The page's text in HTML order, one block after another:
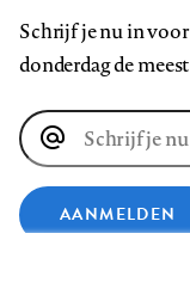
Schrijf je nu in
donderdag de
E-
mailadres
AANMELDEN